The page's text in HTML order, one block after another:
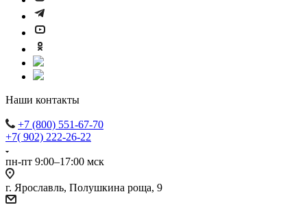
Наши контакты
+7 (800) 551-67-70
+7( 902) 222-26-22
пн-пт 9:00–17:00 мск
г. Ярославль, Полушкина роща, 9